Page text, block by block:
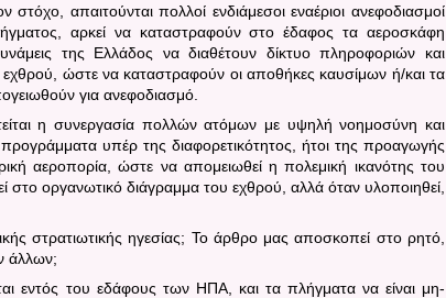
απαιτούνται πολλοί ενδιάμεσοι εναέριοι ανεφοδιασμοί
αρκεί να καταστραφούν στο έδαφος τα αεροσκάφη
της Ελλάδος να διαθέτoυν δίκτυο πληροφοριών και
ώστε να καταστραφούν οι αποθήκες καυσίμων ή/και τα
για ανεφοδιασμό.
η συνεργασία πολλών ατόμων με υψηλή νοημοσύνη και
υπέρ της διαφορετικότητος, ήτοι της προαγωγής
αεροπορία, ώστε να απομειωθεί η πολεμική ικανότης του
οργανωτικό διάγραμμα του εχθρού, αλλά όταν υλοποιηθεί,
στρατιωτικής ηγεσίας; Το άρθρο μας αποσκοπεί στο ρητό,
άλλων;
εντός του εδάφους των ΗΠΑ, και τα πλήγματα να είναι μη-